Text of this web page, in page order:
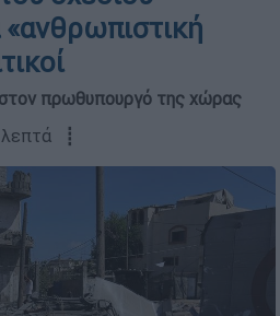
«ανθρωπιστική
στον πρωθυπουργό της χώρας
λεπτά ┋